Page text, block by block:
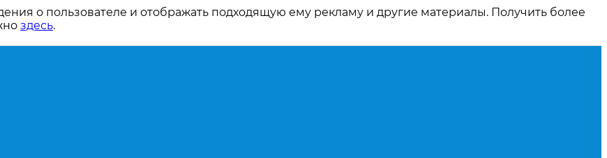
о пользователе и отображать подходящую ему рекламу и другие материалы. Получить более
здесь.